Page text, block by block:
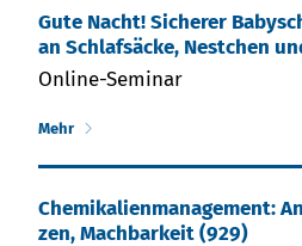
Gute Nacht! Sicherer
an Schlafsäcke, Nestchen
Online-Seminar
Mehr
Che­mi­ka­lien­ma­nage­ment:
zen, Mach­bar­keit (929)